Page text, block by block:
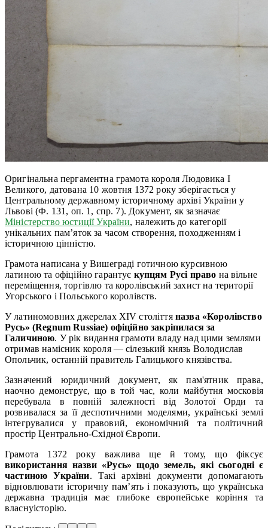
Оригінальна пергаментна грамота короля Людовика I
Великого, датована 10 жовтня 1372 року зберігається у
Центральному державному історичному архіві України у
Львові (Ф. 131, оп. 1, спр. 7). Документ, як зазначає
Міністерство юстиції України, належить до категорії
унікальних пам’яток за часом створення, походженням і
історичною цінністю.
Грамота написана у Вишеграді готичною курсивною
латиною та офіційно гарантує купцям Русі право на вільне
переміщення, торгівлю та королівський захист на території
Угорського і Польського королівств.
У латиномовних джерелах XIV століттяназва «Королівство
Русь» (Regnum Russiae) офіційно закріпилася за
Галичиною. У рік видання грамоти владу над цими землями
отримав намісник короля — сілезький князь Володислав
Опольчик, останній правитель Галицького князівства.
Зазначений юридичний документ, як пам'ятник права,
наочно демонструє, що в той час, коли майбутня московія
перебувала в повній залежності від Золотої Орди та
розвивалася за її деспотичними моделями, українські землі
інтегрувалися у правовий, економічний та політичний
простір Центрально-Східної Європи.
Грамота 1372 року важлива ще й тому, що фіксує
використання назви «Русь» щодо земель, які сьогодні є
частиною України. Такі архівні документи допомагають
відновлювати історичну пам’ять і показують, що українська
державна традиція має глибоке європейське коріння та
власнуісторію.